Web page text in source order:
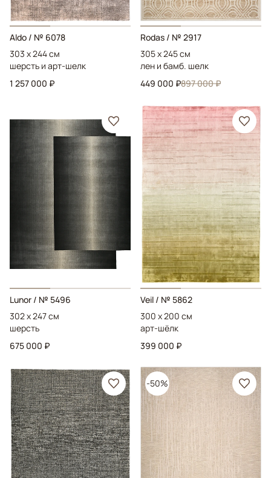
Aldo / № 6078
303 x 244 см
шерсть и арт-шелк
1 257 000 ₽
Rodas / № 2917
305 x 245 см
лен и бамб. шелк
449 000 ₽897 000 ₽
Lunor / № 5496
302 x 247 см
шерсть
675 000 ₽
Veil / № 5862
300 x 200 см
арт-шёлк
399 000 ₽
-50%